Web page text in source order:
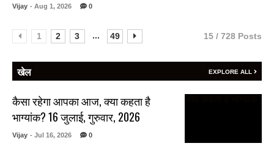
Vijay - Aug 1, 2026 0
1 2 3 ... 49 15 / 728 Posts
खेल EXPLORE ALL
कैसा रहेगा आपका आज, क्या कहता है
भाग्यांक? 16 जुलाई, गुरुवार, 2026
Vijay - Jul 16, 2026 0